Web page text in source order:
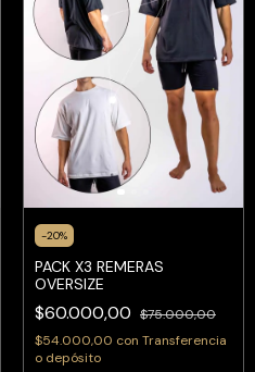
-20%
PACK X3 REMERAS
OVERSIZE
$60.000,00 $75.000,00
$54.000,00 con Transferencia
o depósito